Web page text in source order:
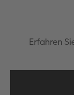
Erfahren